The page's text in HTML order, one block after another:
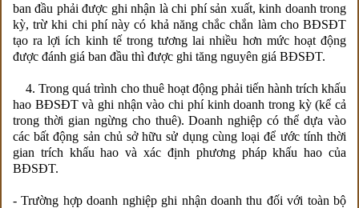
ban đầu phải được ghi nhận là chi phí sản xuất, kinh doanh trong
kỳ, trừ khi chi phí này có khả năng chắc chắn làm cho BĐSĐT
tạo ra lợi ích kinh tế trong tương lai nhiều hơn mức hoạt động
được đánh giá ban đầu thì được ghi tăng nguyên giá BĐSĐT.
4. Trong quá trình cho thuê hoạt động phải tiến hành trích khấu
hao BĐSĐT và ghi nhận vào chi phí kinh doanh trong kỳ (kể cả
trong thời gian ngừng cho thuê). Doanh nghiệp có thể dựa vào
các bất động sản chủ sở hữu sử dụng cùng loại để ước tính thời
gian trích khấu hao và xác định phương pháp khấu hao của
BĐSĐT.
- Trường hợp doanh nghiệp ghi nhận doanh thu đối với toàn bộ